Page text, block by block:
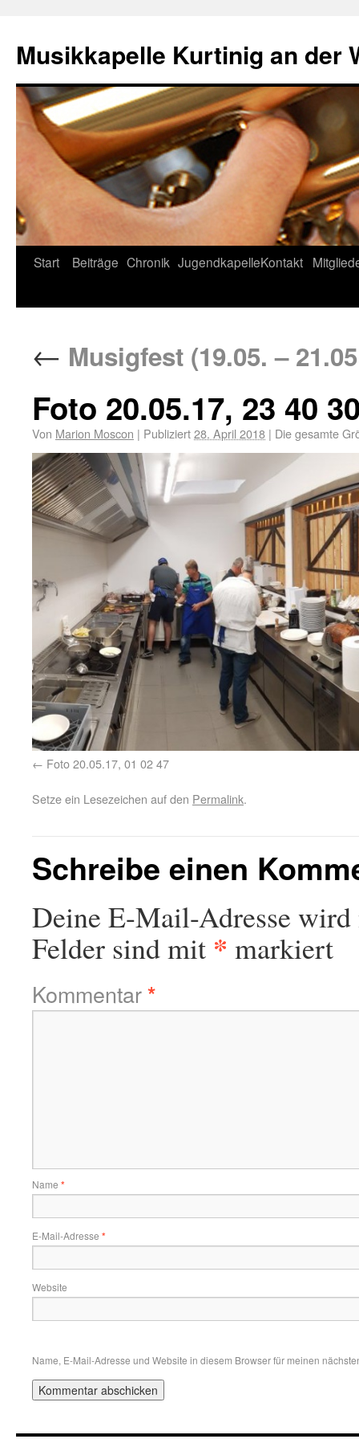
Musikkapelle Kurtinig an der
Start Beiträge Chronik JugendkapelleKontakt
← Musigfest (19.05. –
Foto 20.05.17, 23 40
Von Marion Moscon | Publiziert28. April 2018 | Die gesamte
Foto 20.05.17, 01 02 47
Setze ein Lesezeichen auf den Permalink.
Schreibe einen
Deine E-Mail-Adresse
Felder sind mit * markiert
Kommentar*
Name *
E-Mail-Adresse *
Website
Name, E-Mail-Adresse und Website in diesem Browser für meinen